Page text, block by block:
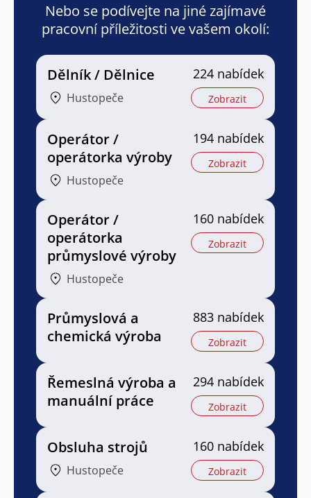
Nebo se podívejte na jiné zajímavé
pracovní příležitosti ve vašem okolí:
Dělník / Dělnice
Hustopeče
224 nabídek
Zobrazit
Operátor /
operátorka výroby
Hustopeče
194 nabídek
Zobrazit
Operátor /
operátorka
průmyslové výroby
Hustopeče
160 nabídek
Zobrazit
Průmyslová a
chemická výroba
883 nabídek
Zobrazit
Řemeslná výroba a
manuální práce
294 nabídek
Zobrazit
Obsluha strojů
Hustopeče
160 nabídek
Zobrazit